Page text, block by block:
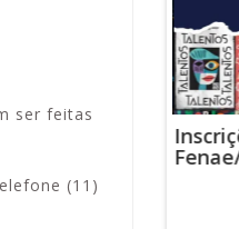
ser feitas
(11)
judiciais